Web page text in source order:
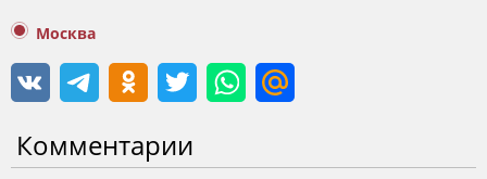
Москва
Комментарии